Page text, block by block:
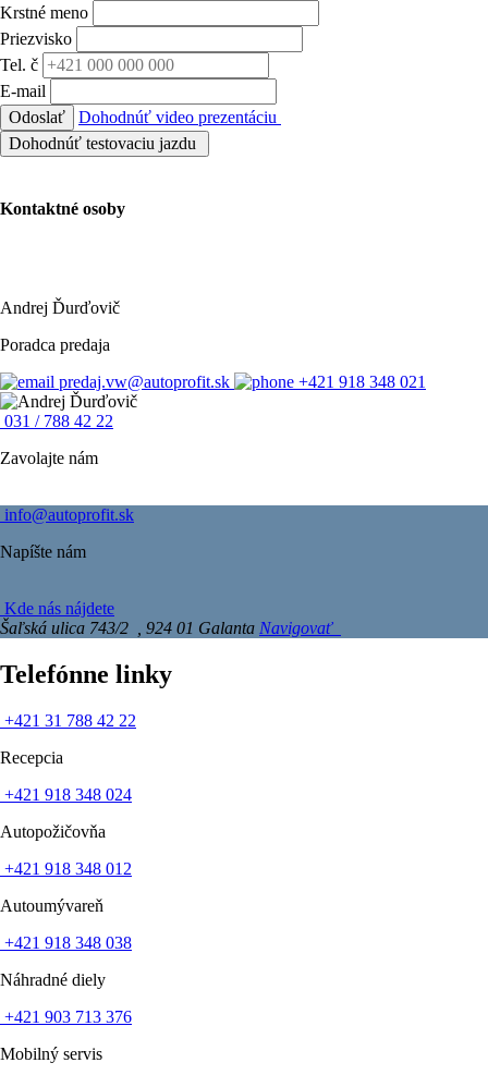
Krstné meno
Priezvisko
Tel. č
E-mail
Odoslať
Dohodnúť video prezentáciu
Dohodnúť testovaciu jazdu
Kontaktné osoby
Andrej Ďurďovič
Poradca predaja
predaj.vw@autoprofit.sk
+421 918 348 021
031 / 788 42 22
Zavolajte nám
info@autoprofit.sk
Napíšte nám
Kde nás nájdete
Šaľská ulica 743/2 , 924 01 Galanta Navigovať
Telefónne linky
+42‍1 31 7‍88 42 22
Recepcia
+42‍1 918 348 024
Autopožičovňa
+42‍1 91‍8 348 012
Autoumývareň
+4‍21 918 34‍8 038
Náhradné diely
+421 903 713 376
Mobilný servis